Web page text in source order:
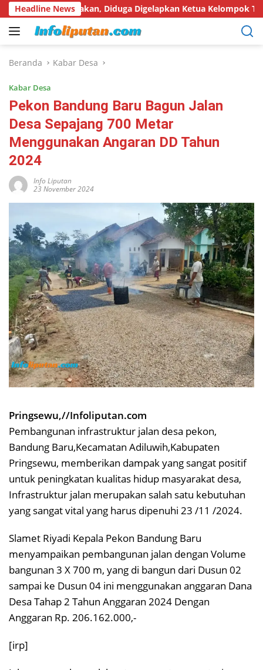
Langsung
ke
konten
Headline News
Diduga Digelapkan Ketua Kelompok Tani
Beranda Kabar Desa
Kabar Desa
Pekon Bandung Baru Bagun Jalan
Desa Sepajang 700 Metar
Menggunakan Angaran DD Tahun
2024
Info Liputan
23 November 2024
Pringsewu,//Infoliputan.com
Pembangunan infrastruktur jalan desa pekon,
Bandung Baru,Kecamatan Adiluwih,Kabupaten
Pringsewu, memberikan dampak yang sangat positif
untuk peningkatan kualitas hidup masyarakat desa,
Infrastruktur jalan merupakan salah satu kebutuhan
yang sangat vital yang harus dipenuhi 23 /11 /2024.
Slamet Riyadi Kepala Pekon Bandung Baru
menyampaikan pembangunan jalan dengan Volume
bangunan 3 X 700 m, yang di bangun dari Dusun 02
sampai ke Dusun 04 ini menggunakan anggaran Dana
Desa Tahap 2 Tahun Anggaran 2024 Dengan
Anggaran Rp. 206.162.000,-
[irp]